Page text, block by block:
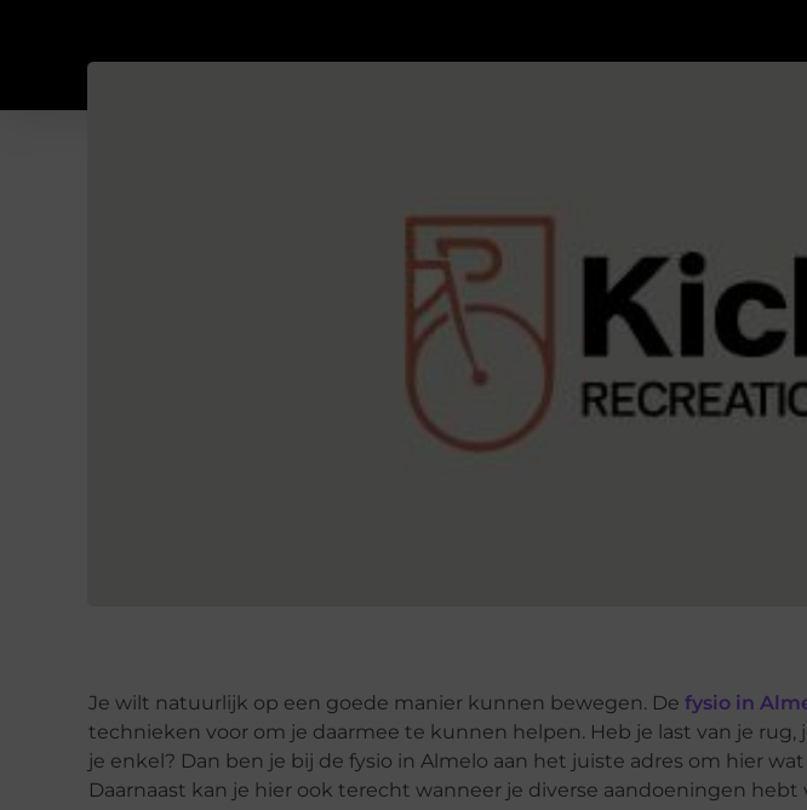
Je wilt natuurlijk op een goede manier kunnen bewegen. De fysio in
technieken voor om je daarmee te kunnen helpen. Heb je last van je rug,
je enkel? Dan ben je bij de fysio in Almelo aan het juiste adres om hier
Daarnaast kan je hier ook terecht wanneer je diverse aandoeningen hebt